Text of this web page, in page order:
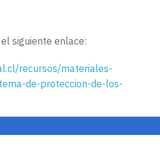
siguiente enlace:
recursos/materiales-
de-proteccion-de-los-